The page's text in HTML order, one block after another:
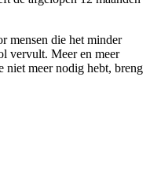
mensen die het minder
vervult. Meer en meer
niet meer nodig hebt, breng